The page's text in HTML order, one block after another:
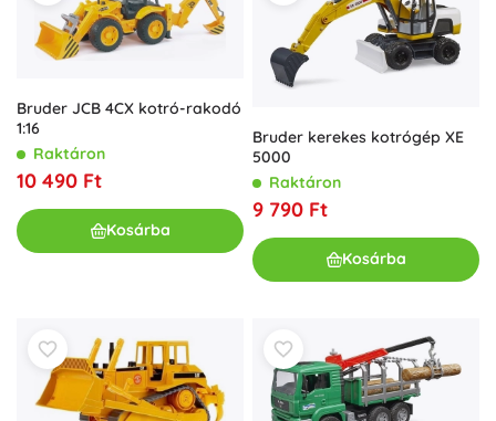
Bruder JCB 4CX kotró-rakodó
1:16
Raktáron
10 490 Ft
Kosárba
Bruder kerekes kotrógép XE
5000
Raktáron
9 790 Ft
Kosárba